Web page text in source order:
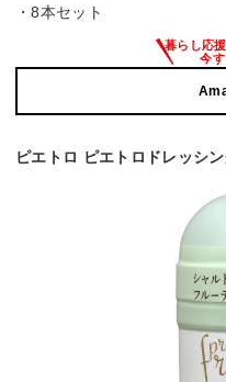
・8本セット
ピエトロ ピエトロドレッシ